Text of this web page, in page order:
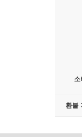
해왕
수메
별자
그들
관심
『신
모아
환불